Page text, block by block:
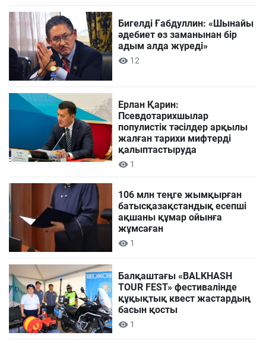
Бигелді Ғабдуллин: «Шынайы
әдебиет өз заманынан бір
адым алда жүреді»
12
Ерлан Қарин:
Псевдотарихшылар
популистік тәсілдер арқылы
жалған тарихи мифтерді
қалыптастыруда
1
106 млн теңге жымқырған
батысқазақстандық есепші
ақшаны құмар ойынға
жұмсаған
1
Балқаштағы «BALKHASH
TOUR FEST» фестивалінде
құқықтық квест жастардың
басын қосты
1